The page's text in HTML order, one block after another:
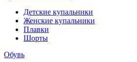
Детские купальники
Женские купальники
Плавки
Шорты
Обувь